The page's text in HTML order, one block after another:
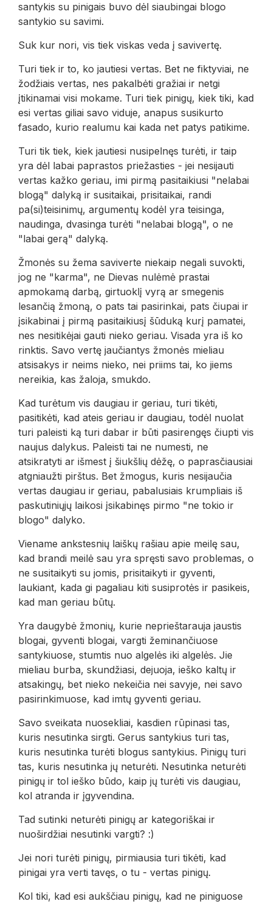
santykis su pinigais buvo dėl siaubingai blogo
santykio su savimi.
Suk kur nori, vis tiek viskas veda į savivertę.
Turi tiek ir to, ko jautiesi vertas. Bet ne fiktyviai, ne
žodžiais vertas, nes pakalbėti gražiai ir netgi
įtikinamai visi mokame. Turi tiek pinigų, kiek tiki, kad
esi vertas giliai savo viduje, anapus susikurto
fasado, kurio realumu kai kada net patys patikime.
Turi tik tiek, kiek jautiesi nusipelnęs turėti, ir taip
yra dėl labai paprastos priežasties - jei nesijauti
vertas kažko geriau, imi pirmą pasitaikiusi "nelabai
blogą" dalyką ir susitaikai, prisitaikai, randi
pa(si)teisinimų, argumentų kodėl yra teisinga,
naudinga, dvasinga turėti "nelabai blogą", o ne
"labai gerą" dalyką.
Žmonės su žema saviverte niekaip negali suvokti,
jog ne "karma", ne Dievas nulėmė prastai
apmokamą darbą, girtuoklį vyrą ar smegenis
lesančią žmoną, o pats tai pasirinkai, pats čiupai ir
įsikabinai į pirmą pasitaikiusį šūduką kurį pamatei,
nes nesitikėjai gauti nieko geriau. Visada yra iš ko
rinktis. Savo vertę jaučiantys žmonės mieliau
atsisakys ir neims nieko, nei priims tai, ko jiems
nereikia, kas žaloja, smukdo.
Kad turėtum vis daugiau ir geriau, turi tikėti,
pasitikėti, kad ateis geriau ir daugiau, todėl nuolat
turi paleisti ką turi dabar ir būti pasirengęs čiupti vis
naujus dalykus. Paleisti tai ne numesti, ne
atsikratyti ar išmest į šiukšlių dėžę, o paprasčiausiai
atgniaužti pirštus. Bet žmogus, kuris nesijaučia
vertas daugiau ir geriau, pabalusiais krumpliais iš
paskutiniųjų laikosi įsikabinęs pirmo "ne tokio ir
blogo" dalyko.
Viename ankstesnių laiškų rašiau apie meilę sau,
kad brandi meilė sau yra spręsti savo problemas, o
ne susitaikyti su jomis, prisitaikyti ir gyventi,
laukiant, kada gi pagaliau kiti susiprotės ir pasikeis,
kad man geriau būtų.
Yra daugybė žmonių, kurie neprieštarauja jaustis
blogai, gyventi blogai, vargti žeminančiuose
santykiuose, stumtis nuo algelės iki algelės. Jie
mieliau burba, skundžiasi, dejuoja, ieško kaltų ir
atsakingų, bet nieko nekeičia nei savyje, nei savo
pasirinkimuose, kad imtų gyventi geriau.
Savo sveikata nuosekliai, kasdien rūpinasi tas,
kuris nesutinka sirgti. Gerus santykius turi tas,
kuris nesutinka turėti blogus santykius. Pinigų turi
tas, kuris nesutinka jų neturėti. Nesutinka neturėti
pinigų ir tol ieško būdo, kaip jų turėti vis daugiau,
kol atranda ir įgyvendina.
Tad sutinki neturėti pinigų ar kategoriškai ir
nuoširdžiai nesutinki vargti? :)
Jei nori turėti pinigų, pirmiausia turi tikėti, kad
pinigai yra verti tavęs, o tu - vertas pinigų.
Kol tiki, kad esi aukščiau pinigų, kad ne piniguose